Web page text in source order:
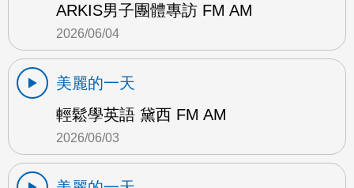
ARKIS男子團體專訪 FM AM
2026/06/04
美麗的一天
輕鬆學英語 黛西 FM AM
2026/06/03